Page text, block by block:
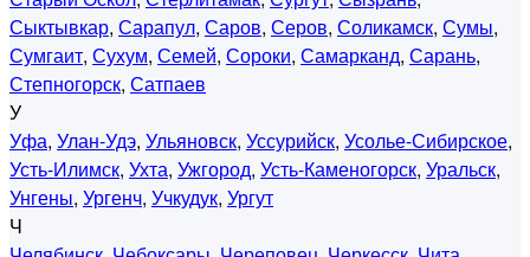
Сыктывкар, Сарапул, Саров, Серов, Соликамск, Сумы,
Сумгаит, Сухум, Семей, Сороки, Самарканд, Сарань,
Степногорск, Сатпаев
У
Уфа, Улан-Удэ, Ульяновск, Уссурийск, Усолье-Сибирское,
Усть-Илимск, Ухта, Ужгород, Усть-Каменогорск, Уральск,
Унгены, Ургенч, Учкудук, Ургут
Ч